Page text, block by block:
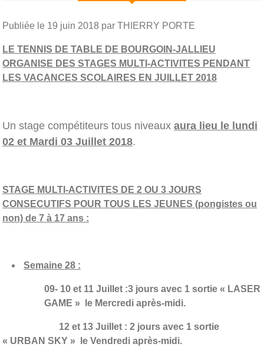
Publiée le 19 juin 2018 par THIERRY PORTE
LE TENNIS DE TABLE DE BOURGOIN-JALLIEU
ORGANISE DES STAGES MULTI-ACTIVITES PENDANT
LES VACANCES SCOLAIRES EN JUILLET 2018
Un stage compétiteurs tous niveaux aura lieu le lundi
02 et Mardi 03 Juillet 2018.
STAGE MULTI-ACTIVITES DE 2 OU 3 JOURS
CONSECUTIFS POUR TOUS LES JEUNES (pongistes ou
non) de 7 à 17 ans :
Semaine 28 :
09- 10 et 11 Juillet :3 jours avec 1 sortie « LASER
GAME » le Mercredi après-midi.
12 et 13 Juillet : 2 jours avec 1 sortie
« URBAN SKY » le Vendredi après-midi.